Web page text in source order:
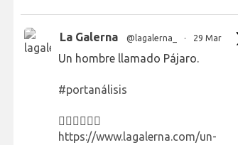
La Galerna @lagalerna_ · 29 Mar
Un hombre llamado Pájaro.
#portanálisis
👉🏻👉🏻👉🏻
https://www.lagalerna.com/un-